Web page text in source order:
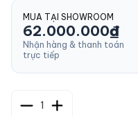
MUA TẠI SHOWROOM
62.000.000₫
Nhận hàng & thanh toán
trực tiếp
1